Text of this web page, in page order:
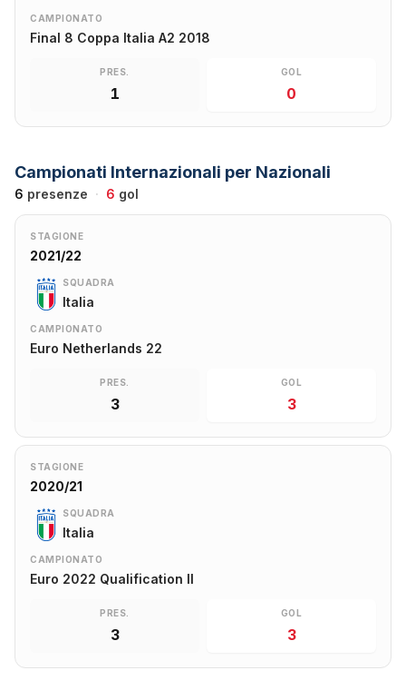
CAMPIONATO
Final 8 Coppa Italia A2 2018
PRES.
1
GOL
0
Campionati Internazionali per Nazionali
6 presenze · 6 gol
STAGIONE
2021/22
SQUADRA
Italia
CAMPIONATO
Euro Netherlands 22
PRES.
3
GOL
3
STAGIONE
2020/21
SQUADRA
Italia
CAMPIONATO
Euro 2022 Qualification II
PRES.
3
GOL
3